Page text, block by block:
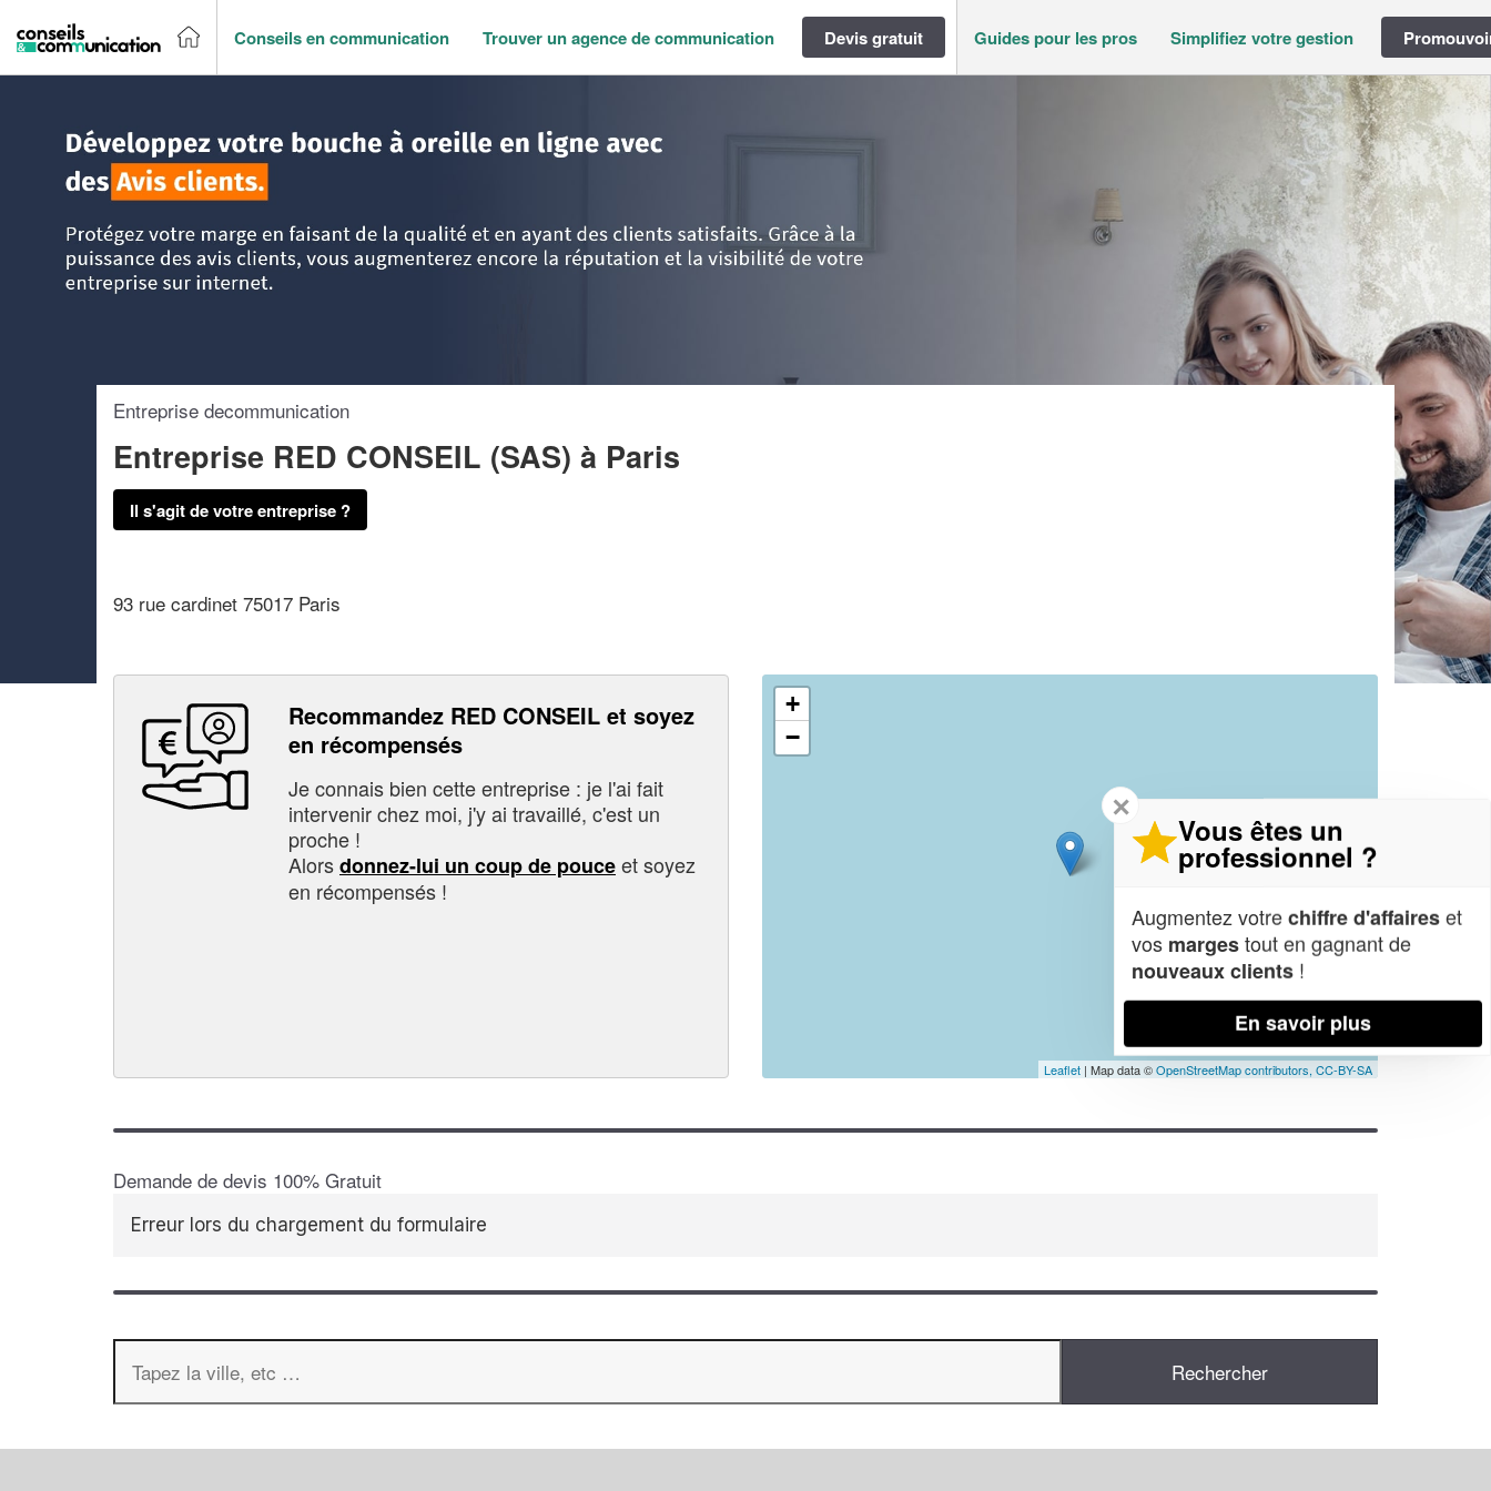
Conseils en communication Trouver un agence de communication Devis gratuit Guides pour les pros Simplifiez votre gestion
Entreprise decommunication
Entreprise RED CONSEIL (SAS) à Paris
Il s'agit de votre entreprise ?
93 rue cardinet 75017 Paris
Recommandez RED CONSEIL et soyez
en récompensés
Je connais bien cette entreprise : je l'ai fait
intervenir chez moi, j'y ai travaillé, c'est un
proche !
Alorsdonnez-lui un coup de pouceet soyez
en récompensés !
+
−
Leaflet | Map data ©OpenStreetMap contributors, CC-BY-SA
Demande de devis 100% Gratuit
Erreur lors du chargement du formulaire
✕
Vous êtes un
professionnel ?
Augmentez votrechiffre d'affaireset
vos margestout en gagnant de
nouveaux clients !
En savoir plus